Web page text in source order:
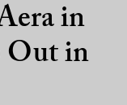
in
Out in